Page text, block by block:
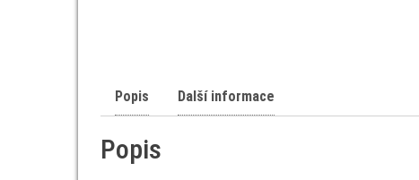
Popis Další informace
Popis